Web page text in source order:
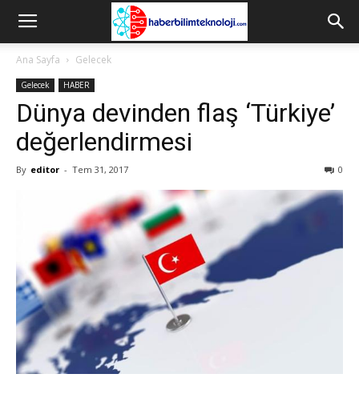
Ana Sayfa Gelecek
Gelecek HABER
Dünya devinden flaş ‘Türkiye’
değerlendirmesi
By editor - Tem 31, 2017 0